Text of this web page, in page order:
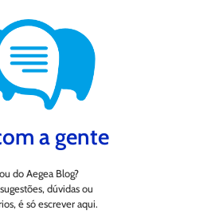
a gente
do Aegea Blog?
dúvidas ou
é só escrever aqui.